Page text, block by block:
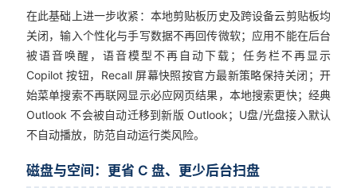
在此基础上进一步收紧：本地剪贴板历史及跨设备云剪贴板均
关闭，输入个性化与手写数据不再回传微软；应用不能在后台
被语音唤醒，语音模型不再自动下载；任务栏不再显示
Copilot 按钮，Recall 屏幕快照按官方最新策略保持关闭；开
始菜单搜索不再联网显示必应网页结果，本地搜索更快；经典
Outlook 不会被自动迁移到新版 Outlook；U盘/光盘接入默认
不自动播放，防范自动运行类风险。
磁盘与空间：更省 C 盘、更少后台扫盘